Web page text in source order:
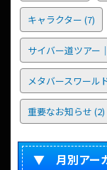
キャラクター (7)
サイバー道ツアー
メタバースワール
重要なお知らせ (2)
▼ 月別アー